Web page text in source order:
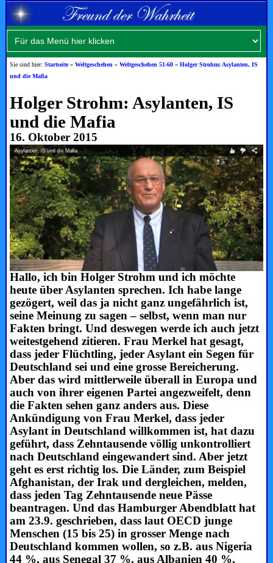
Sie sind hier:Startseite»Weltgeschehen »Weltgeschehen 51-60 »Holger Strohm: Asylanten, IS
und die Mafia
Holger Strohm: Asylanten, IS
und die Mafia
16. Oktober 2015
Hallo, ich bin Holger Strohm und ich möchte
heute über Asylanten sprechen. Ich habe lange
gezögert, weil das ja nicht ganz ungefährlich ist,
seine Meinung zu sagen – selbst, wenn man nur
Fakten bringt. Und deswegen werde ich auch jetzt
weitestgehend zitieren. Frau Merkel hat gesagt,
dass jeder Flüchtling, jeder Asylant ein Segen für
Deutschland sei und eine grosse Bereicherung.
Aber das wird mittlerweile überall in Europa und
auch von ihrer eigenen Partei angezweifelt, denn
die Fakten sehen ganz anders aus. Diese
Ankündigung von Frau Merkel, dass jeder
Asylant in Deutschland willkommen ist, hat dazu
geführt, dass Zehntausende völlig unkontrolliert
nach Deutschland eingewandert sind. Aber jetzt
geht es erst richtig los. Die Länder, zum Beispiel
Afghanistan, der Irak und dergleichen, melden,
dass jeden Tag Zehntausende neue Pässe
beantragen. Und das Hamburger Abendblatt hat
am 23.9. geschrieben, dass laut OECD junge
Menschen (15 bis 25) in grosser Menge nach
Deutschland kommen wollen, so z.B. aus Nigeria
44 %, aus Senegal 37 %, aus Albanien 40 %,